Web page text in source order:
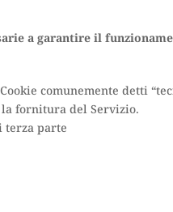
a garantire il
comunemente detti
fornitura del Servizio.
terza parte